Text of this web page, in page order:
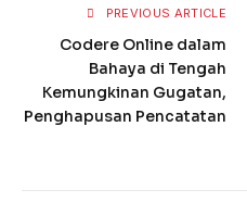
PREVIOUS ARTICLE
Codere Online dalam
Bahaya di Tengah
Kemungkinan Gugatan,
Penghapusan Pencatatan